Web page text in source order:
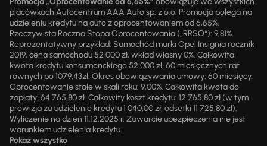
placówkach Autocentrum AAA Auto sp. z o.o. Promocja polega na
udzieleniu kredytu na auto z oprocentowaniem od 6,65%.
Rzeczywista Roczna Stopa Oprocentowania („RRSO“): 9,81%.
Reprezentatywny przykład: Samochód marki Opel Insignia rocznik
2019, cena samochodu 52 000 zł, wkład własny 0%. Całkowita
kwota kredytu konsumenckiego 52 000 zł, 60 miesięcznych rat
równych po 1079,43zł. Okres obowiązywania umowy: 60 miesięcy.
Oprocentowanie stałe w skali roku: 9,00%. Całkowita kwota do
zapłaty: 64 765,80 zł. Całkowity koszt kredytu: 12 765,80 zł (w tym
prowizja za udzielenie kredytu 1 040,00 zł, odsetki 11 725,80 zł).
Wyliczenie na dzień 11.12.2025 r. Zawarcie ubezpieczenia nie jest
warunkiem udzielenia kredytu.
Pokaż wszystko